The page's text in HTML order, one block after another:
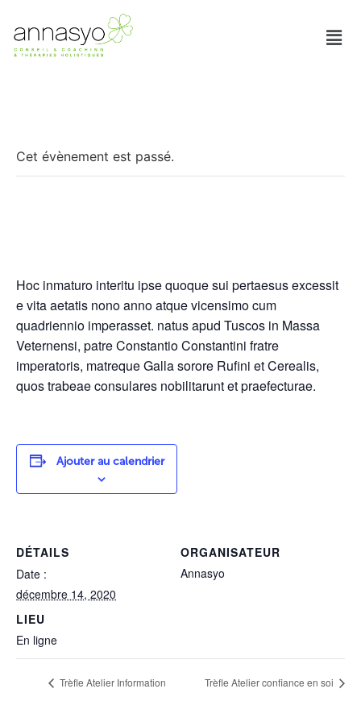
Cet évènement est passé.
Hoc inmaturo interitu ipse quoque sui pertaesus excessit
e vita aetatis nono anno atque vicensimo cum
quadriennio imperasset. natus apud Tuscos in Massa
Veternensi, patre Constantio Constantini fratre
imperatoris, matreque Galla sorore Rufini et Cerealis,
quos trabeae consulares nobilitarunt et praefecturae.
Ajouter au calendrier
DÉTAILS
Date :
décembre 14, 2020
LIEU
En ligne
ORGANISATEUR
Annasyo
Trèfle Atelier Information Trèfle Atelier confiance en soi